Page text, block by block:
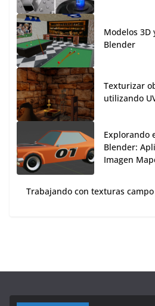
Modelos 3D
Blender
Texturizar
utilizando
Explorando
Blender:
Imagen
Trabajando con texturas